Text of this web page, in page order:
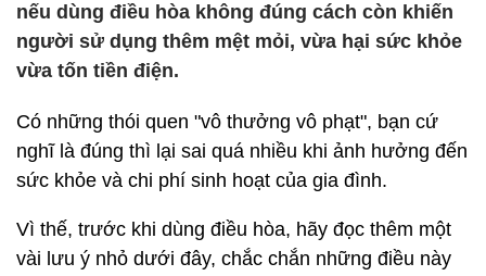
nếu dùng điều hòa không đúng cách còn khiến
người sử dụng thêm mệt mỏi, vừa hại sức khỏe
vừa tốn tiền điện.
Có những thói quen "vô thưởng vô phạt", bạn cứ
nghĩ là đúng thì lại sai quá nhiều khi ảnh hưởng đến
sức khỏe và chi phí sinh hoạt của gia đình.
Vì thế, trước khi dùng điều hòa, hãy đọc thêm một
vài lưu ý nhỏ dưới đây, chắc chắn những điều này